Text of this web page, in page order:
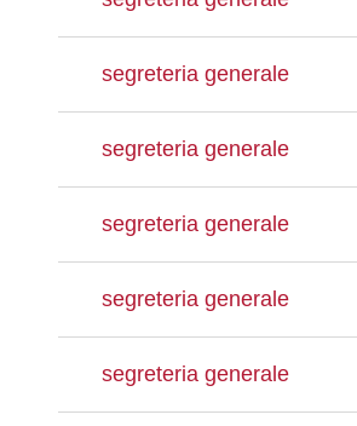
segreteria generale
segreteria generale
segreteria generale
segreteria generale
segreteria generale